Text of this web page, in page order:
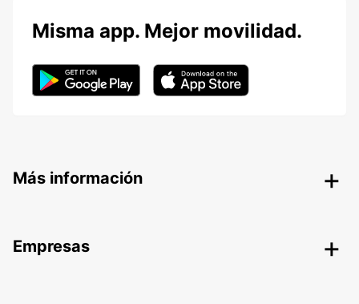
Misma app. Mejor movilidad.
Más información
Empresas